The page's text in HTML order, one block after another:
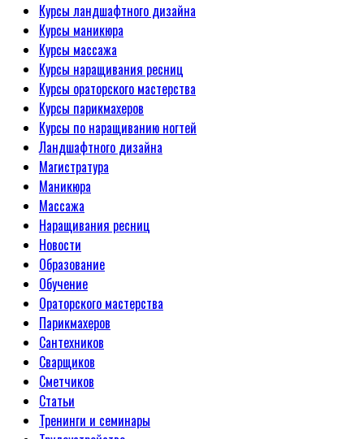
Курсы ландшафтного дизайна
Курсы маникюра
Курсы массажа
Курсы наращивания ресниц
Курсы ораторского мастерства
Курсы парикмахеров
Курсы по наращиванию ногтей
Ландшафтного дизайна
Магистратура
Маникюра
Массажа
Наращивания ресниц
Новости
Образование
Обучение
Ораторского мастерства
Парикмахеров
Сантехников
Сварщиков
Сметчиков
Статьи
Тренинги и семинары